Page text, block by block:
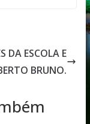
DA ESCOLA E
BRUNO.